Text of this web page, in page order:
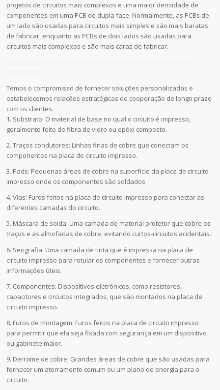
projetos de circuitos mais complexos e uma maior densidade de
componentes em uma PCB de dupla face. Normalmente, as PCBs de
um lado são usadas para circuitos mais simples e são mais baratas
de fabricar, enquanto as PCBs de dois lados são usadas para
circuitos mais complexos e são mais caras de fabricar.
Temos o compromisso de fornecer soluções personalizadas e
estabelecemos relações estratégicas de cooperação de longo prazo
com os clientes.
1. Substrato: O material de base no qual o circuito é impresso,
geralmente feito de fibra de vidro ou epóxi composto.
2. Traços condutores: Linhas finas de cobre que conectam os
componentes na placa de circuito impresso.
3. Pads: Pequenas áreas de cobre na superfície da placa de circuito
impresso onde os componentes são soldados.
4. Vias: Furos feitos na placa de circuito impresso para conectar as
diferentes camadas do circuito.
5. Máscara de solda: Uma camada de material protetor que cobre os
traços e as almofadas de cobre, evitando curtos-circuitos acidentais.
6. Serigrafia: Uma camada de tinta que é impressa na placa de
circuito impresso para rotular os componentes e fornecer outras
informações úteis.
7. Componentes: Dispositivos eletrônicos, como resistores,
capacitores e circuitos integrados, que são montados na placa de
circuito impresso.
8. Furos de montagem: Furos feitos na placa de circuito impresso
para permitir que ela seja fixada com segurança em um dispositivo
ou gabinete maior.
9. Derrame de cobre: Grandes áreas de cobre que são usadas para
fornecer um aterramento comum ou um plano de energia para o
circuito.